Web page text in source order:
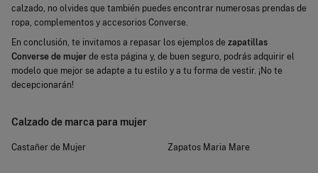
calzado, no olvides que también puedes encontrar numerosas prendas de
ropa, complementos y accesorios Converse.
En conclusión, te invitamos a repasar los ejemplos de zapatillas
Converse de mujer de esta página y, de buen seguro, podrás adquirir el
modelo que mejor se adapte a tu estilo y a tu forma de vestir. ¡No te
decepcionarán!
Calzado de marca para mujer
Castañer de Mujer Zapatos Maria Mare